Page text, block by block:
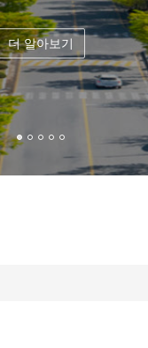
더 알아보기
더 알아보기
더 알아보기
더 알아보기
더 알아보기